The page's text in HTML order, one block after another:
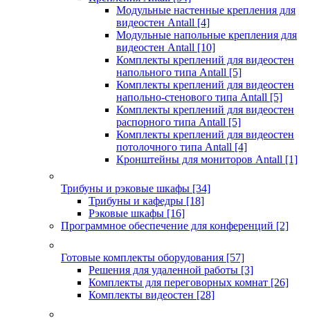
Модульные настенные крепления для
видеостен Antall [4]
Модульные напольные крепления для
видеостен Antall [10]
Комплекты креплений для видеостен
напольного типа Antall [5]
Комплекты креплений для видеостен
напольно-стенового типа Antall [5]
Комплекты креплений для видеостен
распорного типа Antall [5]
Комплекты креплений для видеостен
потолочного типа Antall [4]
Кронштейны для мониторов Antall [1]
Трибуны и рэковые шкафы [34]
Трибуны и кафедры [18]
Рэковые шкафы [16]
Программное обеспечение для конференций [2]
Готовые комплекты оборудования [57]
Решения для удаленной работы [3]
Комплекты для переговорных комнат [26]
Комплекты видеостен [28]